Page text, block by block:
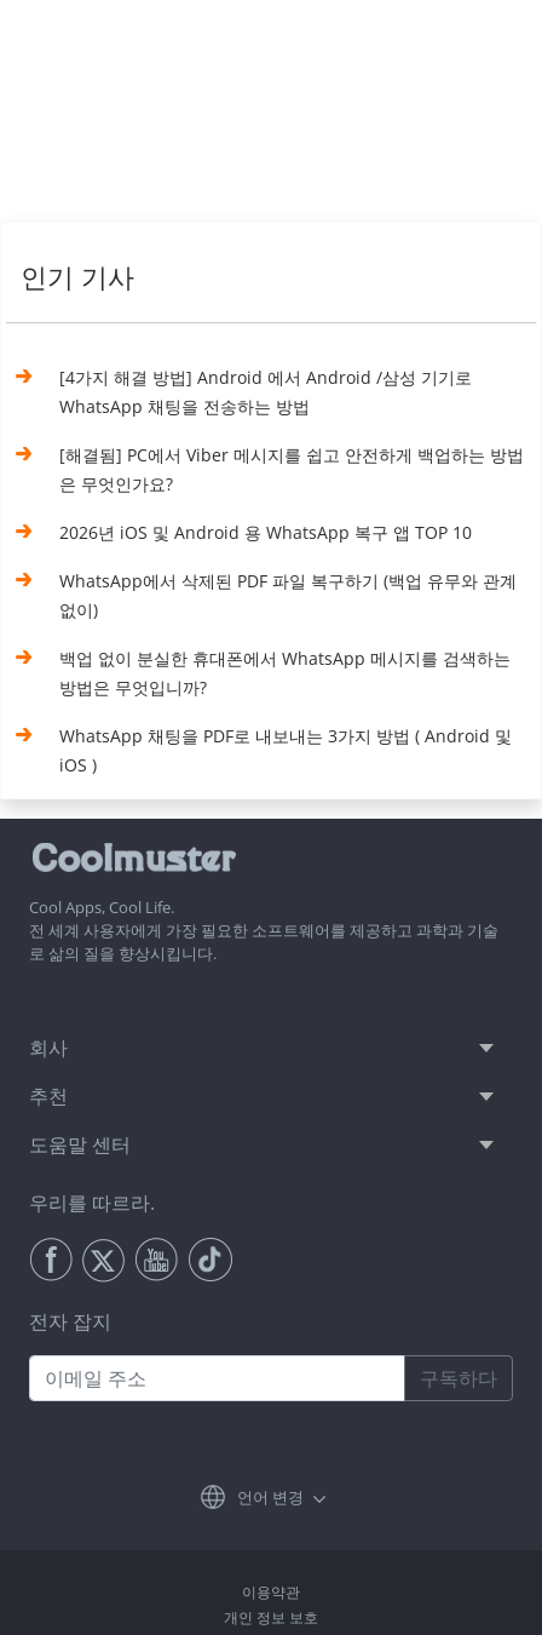
인기 기사
[4가지 해결 방법] Android 에서 Android /삼성 기기로
WhatsApp 채팅을 전송하는 방법
[해결됨] PC에서 Viber 메시지를 쉽고 안전하게 백업하는 방법
은 무엇인가요?
2026년 iOS 및 Android 용 WhatsApp 복구 앱 TOP 10
WhatsApp에서 삭제된 PDF 파일 복구하기 (백업 유무와 관계
없이)
백업 없이 분실한 휴대폰에서 WhatsApp 메시지를 검색하는
방법은 무엇입니까?
WhatsApp 채팅을 PDF로 내보내는 3가지 방법 ( Android 및
iOS )
Cool Apps, Cool Life.
전 세계 사용자에게 가장 필요한 소프트웨어를 제공하고 과학과 기술
로 삶의 질을 향상시킵니다.
회사
추천
도움말 센터
우리를 따르라.
전자 잡지
구독하다
언어 변경
이용약관
개인 정보 보호